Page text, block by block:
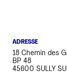
ADRESSE
18 Chemin des
BP 48
45600 SULLY